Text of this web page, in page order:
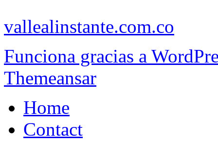
vallealinstante.com.co
Funciona gracias a
Themeansar
Home
Contact